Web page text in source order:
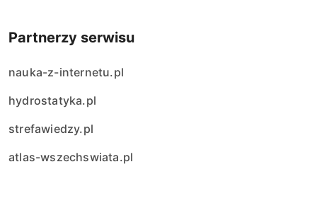
Partnerzy serwisu
nauka-z-internetu.pl
hydrostatyka.pl
strefawiedzy.pl
atlas-wszechswiata.pl